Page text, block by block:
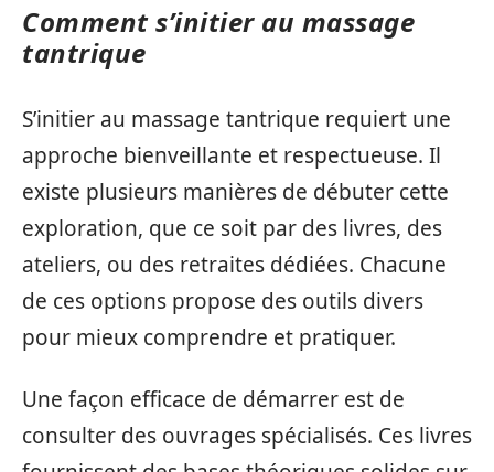
Comment s’initier au massage
tantrique
S’initier au massage tantrique requiert une
approche bienveillante et respectueuse. Il
existe plusieurs manières de débuter cette
exploration, que ce soit par des livres, des
ateliers, ou des retraites dédiées. Chacune
de ces options propose des outils divers
pour mieux comprendre et pratiquer.
Une façon efficace de démarrer est de
consulter des ouvrages spécialisés. Ces livres